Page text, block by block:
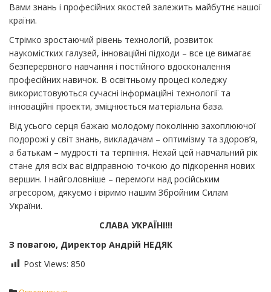
Вами знань і професійних якостей залежить майбутнє нашої
країни.
Стрімко зростаючий рівень технологій, розвиток
наукомістких галузей, інноваційні підходи – все це вимагає
безперервного навчання і постійного вдосконалення
професійних навичок. В освітньому процесі коледжу
використовуються сучасні інформаційні технології та
інноваційні проекти, зміцнюється матеріальна база.
Від усього серця бажаю молодому поколінню захоплюючої
подорожі у світ знань, викладачам – оптимізму та здоров’я,
а батькам – мудрості та терпіння. Нехай цей навчальний рік
стане для всіх вас відправною точкою до підкорення нових
вершин. І найголовніше – перемоги над російським
агресором, дякуємо і віримо нашим Збройним Силам
України.
СЛАВА УКРАЇНІ!!!
З повагою, Директор Андрій НЕДЯК
Post Views: 850